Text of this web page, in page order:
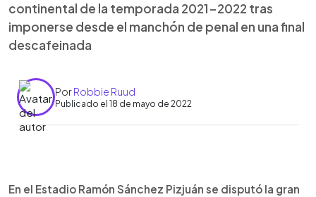
continental de la temporada 2021-2022 tras
imponerse desde el manchón de penal en una final
descafeinada
PorRobbie Ruud
Publicado el 18 de mayo de 2022
► Escuchar artículo
En el Estadio Ramón Sánchez Pizjuán se disputó la gran